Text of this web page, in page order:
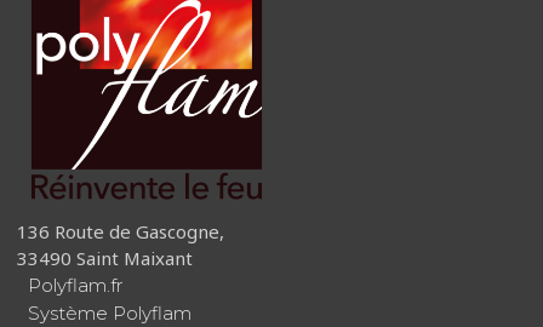
136 Route de Gascogne,
33490 Saint Maixant
Polyflam.fr
Système Polyflam